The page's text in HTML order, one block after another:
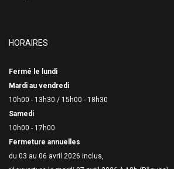
HORAIRES
Fermé le lundi
Mardi au vendredi
10h00 - 13h30 / 15h00 - 18h30
Samedi
10h00 - 17h00
Fermeture annuelles
du 03 au 06 avril 2026 inclus,